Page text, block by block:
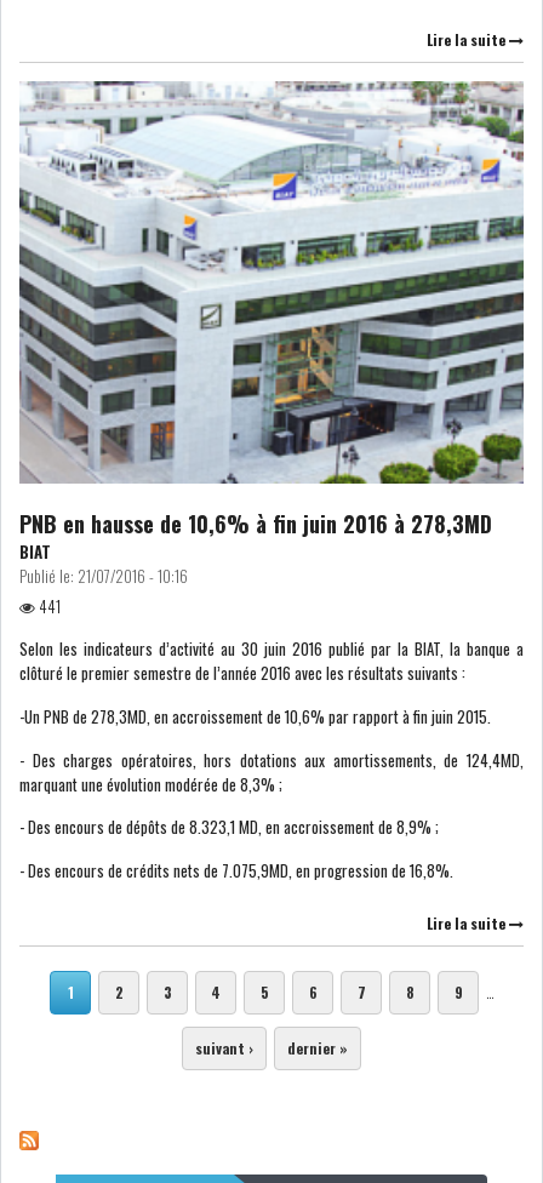
Lire la suite
PNB en hausse de 10,6% à fin juin 2016 à 278,3MD
BIAT
Publié le: 21/07/2016 - 10:16
441
Selon les indicateurs d’activité au 30 juin 2016 publié par la BIAT, la banque a
clôturé le premier semestre de l’année 2016 avec les résultats suivants :
-Un PNB de 278,3MD, en accroissement de 10,6% par rapport à fin juin 2015.
- Des charges opératoires, hors dotations aux amortissements, de 124,4MD,
marquant une évolution modérée de 8,3% ;
- Des encours de dépôts de 8.323,1 MD, en accroissement de 8,9% ;
- Des encours de crédits nets de 7.075,9MD, en progression de 16,8%.
Lire la suite
Pages
1 2 3 4 5 6 7 8 9 …
suivant › dernier »